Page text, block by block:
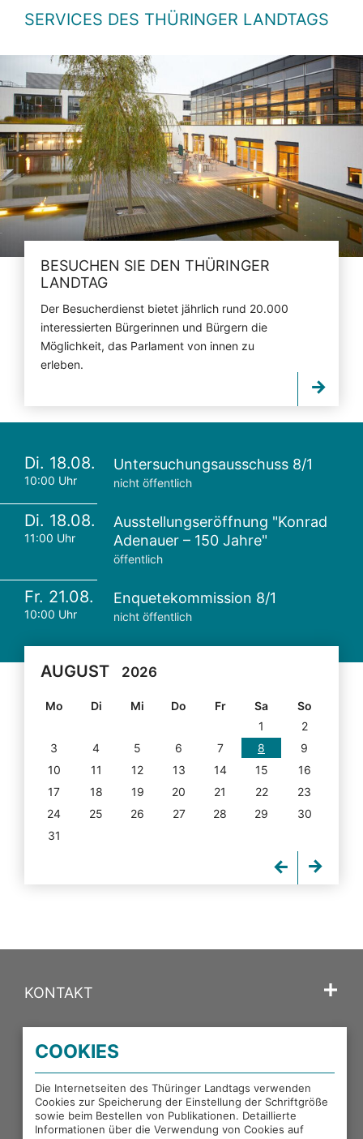
SERVICES DES THÜRINGER LANDTAGS
BESUCHEN SIE DEN THÜRINGER
LANDTAG
Der Besucherdienst bietet jährlich rund 20.000
interessierten Bürgerinnen und Bürgern die
Möglichkeit, das Parlament von innen zu
erleben.
Di. 18.08.
10:00 Uhr
Untersuchungsausschuss 8/1
nicht öffentlich
Di. 18.08.
11:00 Uhr
Ausstellungseröffnung "Konrad
Adenauer – 150 Jahre"
öffentlich
Fr. 21.08.
10:00 Uhr
Enquetekommission 8/1
nicht öffentlich
AUGUST 2026
Mo Di Mi Do Fr Sa
So
1
2
3
4 5 6 7 8
9
10
11 12 13 14 15
16
17
18 19 20 21 22
23
24
25 26 27 28 29
30
31
KONTAKT
PORTALE DES THÜRINGER LANDTAGS
EXTERNE LINKS
COOKIES
Die Internetseiten des Thüringer Landtags verwenden
Cookies zur Speicherung der Einstellung der Schriftgröße
sowie beim Bestellen von Publikationen. Detaillierte
Informationen über die Verwendung von Cookies auf